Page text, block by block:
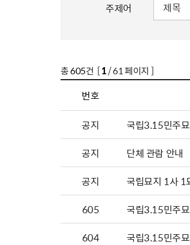
주제어
총605건 [1/ 61 페이지 ]
번호
공지
국립3.15민주
공지
단체 관람 안내
공지
국립묘지 1사 1
605
국립3.15민주
604
국립3.15민주